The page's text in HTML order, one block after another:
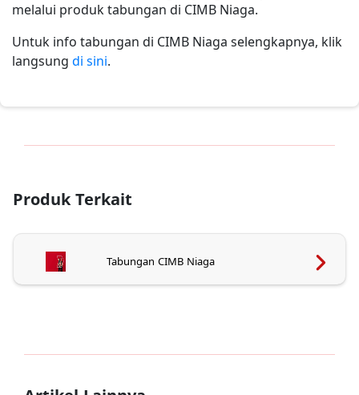
melalui produk tabungan di CIMB Niaga.
Untuk info tabungan di CIMB Niaga selengkapnya, klik
langsung di sini.
Produk Terkait
Tabungan CIMB Niaga